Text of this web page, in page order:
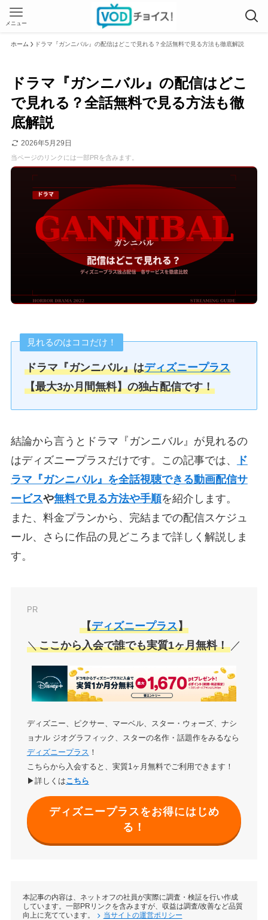
メニュー
ホーム ドラマ『ガンニバル』の配信はどこで見れる？全話無料で見る方法も徹底解説
ドラマ『ガンニバル』の配信はどこ
で見れる？全話無料で見る方法も徹
底解説
2026年5月29日
当ページのリンクには一部PRを含みます。
見れるのはココだけ！
ドラマ『ガンニバル』はディズニープラス
【最大3か月間無料】の独占配信です！
結論から言うとドラマ『ガンニバル』が見れるの
はディズニープラスだけです。この記事では、
ド
ラマ『ガンニバル』を全話視聴できる動画配信サ
ービスや無料で見る方法や手順を紹介します。
また、料金プランから、完結までの配信スケジュ
ール、さらに作品の見どころまで詳しく解説しま
す。
PR
【ディズニープラス】
＼ここから入会で誰でも実質1ヶ月無料！ ／
ディズニー、ピクサー、マーベル、スター・ウォーズ、ナシ
ョナル ジオグラフィック、スターの名作・話題作をみるなら
ディズニープラス ！
こちらから入会すると、実質1ヶ月無料でご利用できます！
▶詳しくはこちら
ディズニープラスをお得にはじめ
る！
本記事の内容は、ネットオフの社員が実際に調査・検証を行い作成
しています。一部PRリンクを含みますが、収益は調査/改善など品質
向上に充てています。
当サイトの運営ポリシー